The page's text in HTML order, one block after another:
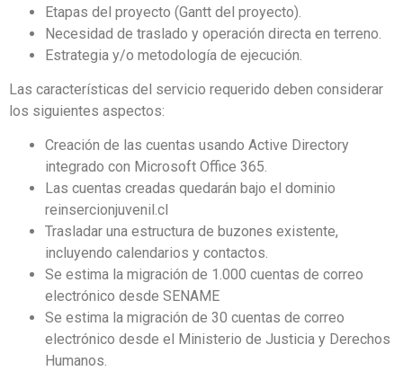
Etapas del proyecto (Gantt del proyecto).
Necesidad de traslado y operación directa en terreno.
Estrategia y/o metodología de ejecución.
Las características del servicio requerido deben considerar
los siguientes aspectos:
Creación de las cuentas usando Active Directory
integrado con Microsoft Office 365.
Las cuentas creadas quedarán bajo el dominio
reinsercionjuvenil.cl
Trasladar una estructura de buzones existente,
incluyendo calendarios y contactos.
Se estima la migración de 1.000 cuentas de correo
electrónico desde SENAME
Se estima la migración de 30 cuentas de correo
electrónico desde el Ministerio de Justicia y Derechos
Humanos.